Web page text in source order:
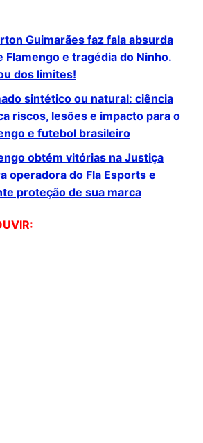
Guimarães faz fala absurda
Flamengo e tragédia do Ninho.
dos limites!
sintético ou natural: ciência
riscos, lesões e impacto para o
e futebol brasileiro
obtém vitórias na Justiça
operadora do Fla Esports e
proteção de sua marca